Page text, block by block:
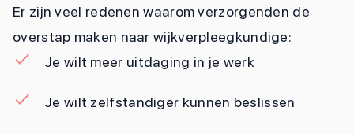
Er zijn veel redenen waarom verzorgenden de
overstap maken naar wijkverpleegkundige:
Je wilt meer uitdaging in je werk
Je wilt zelfstandiger kunnen beslissen